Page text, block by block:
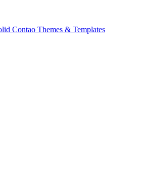
Contao Themes & Templates